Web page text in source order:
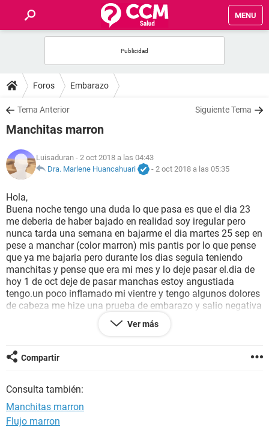
MENU
FOROS
SALUD
NUTRICIÓN
BIENESTAR
SEXUALIDAD
GLOSARIO
Foros Embarazo
Tema Anterior Siguiente Tema
Manchitas marron
Luisaduran - 2 oct 2018 a las 04:43
Dra. Marlene Huancahuari
- 2 oct 2018 a las 05:35
Hola,
Buena noche tengo una duda lo que pasa es que el dia 23
me deberia de haber bajado en realidad soy iregular pero
nunca tarda una semana en bajarme el dia martes 25 sep en
pese a manchar (color marron) mis pantis por lo que pense
que ya me bajaria pero durante los dias seguia teniendo
manchitas y pense que era mi mes y lo deje pasar el.dia de
hoy 1 de oct deje de pasar manchas estoy angustiada
tengo.un poco inflamado mi vientre y tengo algunos dolores
de cabeza me hize una prueba de embarazo y salio negativa
durante mi relacion jamas me cuide ....
Nuncae habia pasado esto por lo tanto estoy un poco
Ver más
Compartir
Consulta también:
Manchitas marron
Flujo marron